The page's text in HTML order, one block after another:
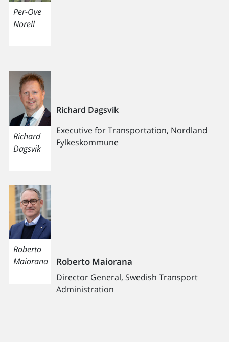
Per-Ove
Norell
Richard
Dagsvik
Richard Dagsvik
Executive for Transportation, Nordland
Fylkeskommune
Roberto
Maiorana
Roberto Maiorana
Director General, Swedish Transport
Administration